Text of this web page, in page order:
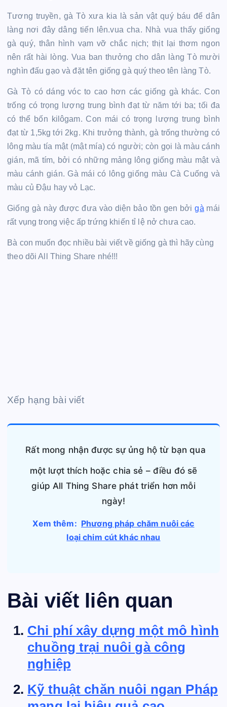
Tương truyền, gà Tò xưa kia là sản vật quý báu để dân
làng nơi đây dâng tiến lên.vua cha. Nhà vua thấy giống
gà quý, thân hình vạm vỡ chắc nịch; thịt lại thơm ngon
nên rất hài lòng. Vua ban thưởng cho dân làng Tò mười
nghìn đấu gạo và đặt tên giống gà quý theo tên làng Tò.
Gà Tò có dáng vóc to cao hơn các giống gà khác. Con
trống có trọng lượng trung bình đạt từ năm tới ba; tối đa
có thể bốn kilôgam. Con mái có trọng lượng trung bình
đạt từ 1,5kg tới 2kg. Khi trưởng thành, gà trống thường có
lông màu tía mật (mật mía) có người; còn gọi là màu cánh
gián, mã tím, bởi có những mảng lông giống màu mật và
màu cánh gián. Gà mái có lông giống màu Cà Cuống và
màu củ Đậu hay vỏ Lạc.
Giống gà này được đưa vào diện bảo tồn gen bởigà mái
rất vụng trong việc ấp trứng khiến tỉ lệ nở chưa cao.
Bà con muốn đọc nhiều bài viết về giống gà thì hãy cùng
theo dõi All Thing Share nhé!!!
Xếp hạng bài viết
Rất mong nhận được sự ủng hộ từ bạn qua
một lượt thích hoặc chia sẻ – điều đó sẽ
giúp All Thing Share phát triển hơn mỗi
ngày!
Xem thêm: Phương pháp chăm nuôi các
loại chim cút khác nhau
Bài viết liên quan
Chi phí xây dựng một mô hình
chuồng trại nuôi gà công
nghiệp
Kỹ thuật chăn nuôi ngan Pháp